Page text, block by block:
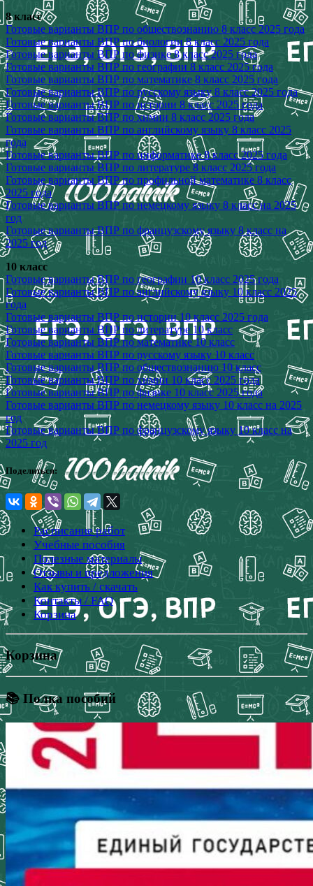
8 класс
Готовые варианты ВПР по обществознанию 8 класс 2025 года
Готовые варианты ВПР по биологии 8 класс 2025 года
Готовые варианты ВПР по физике 8 класс 2025 года
Готовые варианты ВПР по географии 8 класс 2025 года
Готовые варианты ВПР по математике 8 класс 2025 года
Готовые варианты ВПР по русскому языку 8 класс 2025 года
Готовые варианты ВПР по истории 8 класс 2025 года
Готовые варианты ВПР по химии 8 класс 2025 года
Готовые варианты ВПР по английскому языку 8 класс 2025
года
Готовые варианты ВПР по информатике 8 класс 2025 года
Готовые варианты ВПР по литературе 8 класс 2025 года
Готовые варианты ВПР по профильной математике 8 класс
2025 года
Готовые варианты ВПР по немецкому языку 8 класс на 2025
год
Готовые варианты ВПР по французскому языку 8 класс на
2025 год
10 класс
Готовые варианты ВПР по географии 10 класс 2025 года
Готовые варианты ВПР по английскому языку 10 класс 2025
года
Готовые варианты ВПР по истории 10 класс 2025 года
Готовые варианты ВПР по литературе 10 класс
Готовые варианты ВПР по математике 10 класс
Готовые варианты ВПР по русскому языку 10 класс
Готовые варианты ВПР по обществознанию 10 класс
Готовые варианты ВПР по химии 10 класс 2025 года
Готовые варианты ВПР по физике 10 класс 2025 года
Готовые варианты ВПР по немецкому языку 10 класс на 2025
год
Готовые варианты ВПР по французскому языку 10 класс на
2025 год
Поделиться:
Расписание работ
Учебные пособия
Полезные материалы
Отзывы и предложения
Как купить / скачать
Контакты / FAQ
Корзина
Корзина
📚 Полка пособий